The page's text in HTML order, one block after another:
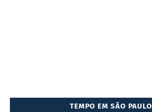
TEMPO EM SÃO PAULO